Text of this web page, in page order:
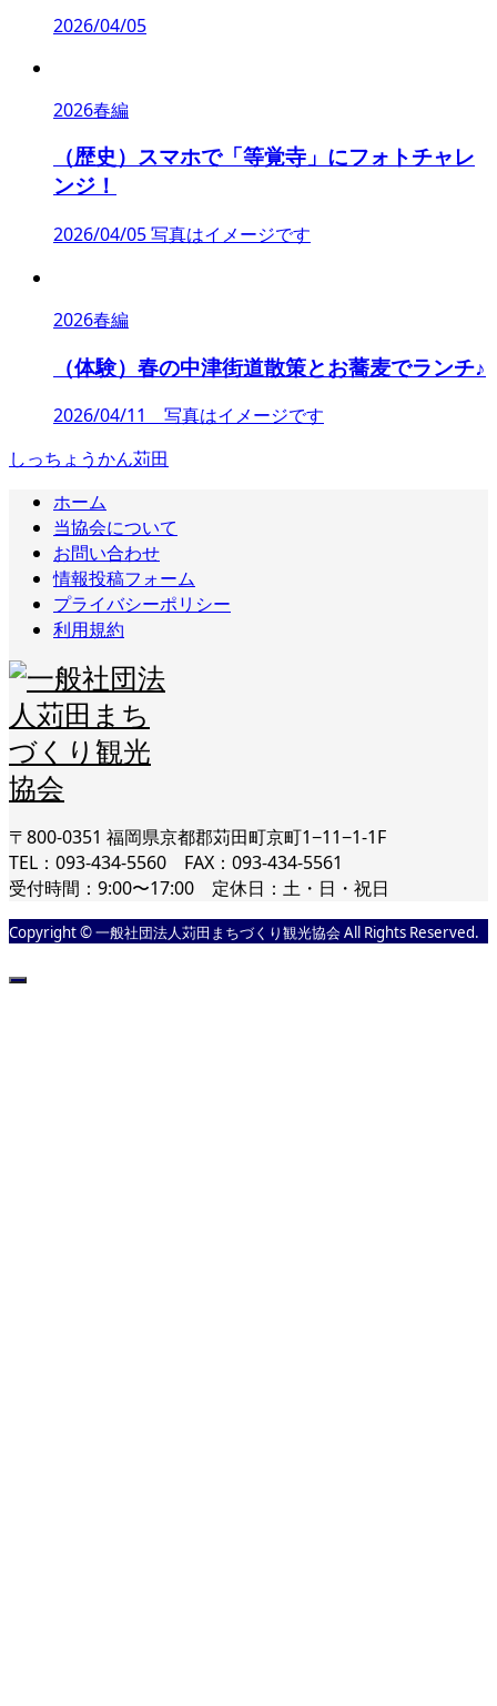
2026/04/05
2026春編
（歴史）スマホで「等覚寺」にフォトチャレ
ンジ！
2026/04/05 写真はイメージです
2026春編
（体験）春の中津街道散策とお蕎麦でランチ♪
2026/04/11 写真はイメージです
しっちょうかん苅田
ホーム
当協会について
お問い合わせ
情報投稿フォーム
プライバシーポリシー
利用規約
〒800-0351 福岡県京都郡苅田町京町1−11−1-1F
TEL：093-434-5560 FAX：093-434-5561
受付時間：9:00〜17:00 定休日：土・日・祝日
Copyright © 一般社団法人苅田まちづくり観光協会 All Rights Reserved.